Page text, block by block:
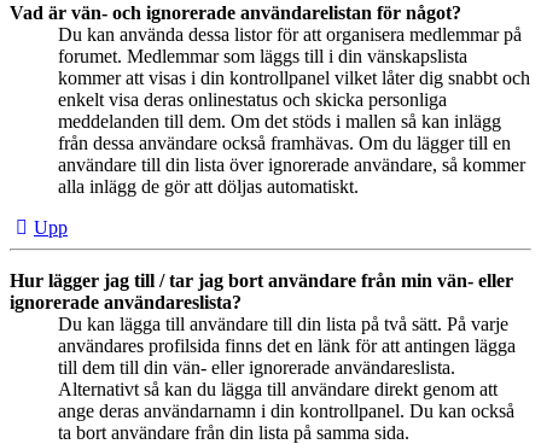
Vad är vän- och ignorerade användarelistan för något?
Du kan använda dessa listor för att organisera medlemmar på
forumet. Medlemmar som läggs till i din vänskapslista
kommer att visas i din kontrollpanel vilket låter dig snabbt och
enkelt visa deras onlinestatus och skicka personliga
meddelanden till dem. Om det stöds i mallen så kan inlägg
från dessa användare också framhävas. Om du lägger till en
användare till din lista över ignorerade användare, så kommer
alla inlägg de gör att döljas automatiskt.
Upp
Hur lägger jag till / tar jag bort användare från min vän- eller
ignorerade användareslista?
Du kan lägga till användare till din lista på två sätt. På varje
användares profilsida finns det en länk för att antingen lägga
till dem till din vän- eller ignorerade användareslista.
Alternativt så kan du lägga till användare direkt genom att
ange deras användarnamn i din kontrollpanel. Du kan också
ta bort användare från din lista på samma sida.